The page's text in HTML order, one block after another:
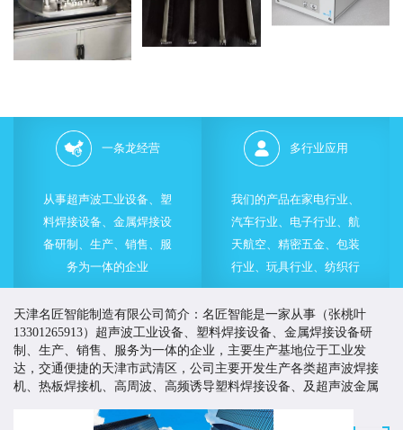
一条龙经营
从事超声波工业设备、塑
料焊接设备、金属焊接设
备研制、生产、销售、服
务为一体的企业
多行业应用
我们的产品在家电行业、
汽车行业、电子行业、航
天航空、精密五金、包装
行业、玩具行业、纺织行
业等的各类产品制造中都
得到了成功的使用
天津名匠智能制造有限公司简介：名匠智能是一家从事（张桃叶
13301265913）超声波工业设备、塑料焊接设备、金属焊接设备研
制、生产、销售、服务为一体的企业，主要生产基地位于工业发
达，交通便捷的天津市武清区，公司主要开发生产各类超声波焊接
机、热板焊接机、高周波、高频诱导塑料焊接设备、及超声波金属
名匠智能一直致力于为客户提供有价值的塑料焊接与超声波